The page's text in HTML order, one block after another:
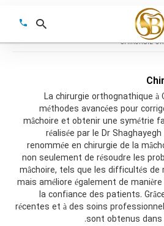
CHIRURGIE
La chirurgie orthognathique à
méthodes avancées pour
mâchoire et obtenir une symétrie
réalisée par le Dr
renommée en chirurgie de la
non seulement de résoudre les
mâchoire, tels que les difficultés
mais améliore également de
la confiance des patients.
récentes et à des soins
sont obtenus dans